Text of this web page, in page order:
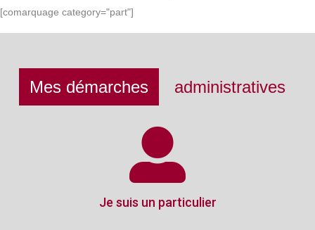
[comarquage category="part"]
Mes démarches administratives
Je suis un particulier